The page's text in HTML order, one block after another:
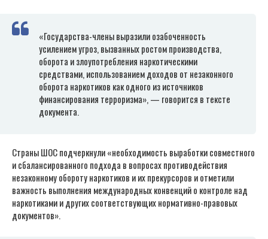
«Государства-члены выразили озабоченность
усилением угроз, вызванных ростом производства,
оборота и злоупотребления наркотическими
средствами, использованием доходов от незаконного
оборота наркотиков как одного из источников
финансирования терроризма», — говорится в тексте
документа.
Страны ШОС подчеркнули «необходимость выработки совместного
и сбалансированного подхода в вопросах противодействия
незаконному обороту наркотиков и их прекурсоров и отметили
важность выполнения международных конвенций о контроле над
наркотиками и других соответствующих нормативно-правовых
документов».